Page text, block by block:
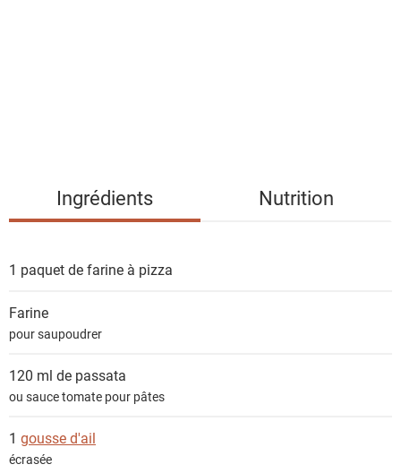
s
Ingrédients Nutrition
1 paquet defarine à pizza
Farine
pour saupoudrer
120 ml de passata
ou sauce tomate pour pâtes
1 gousse d'ail
écrasée